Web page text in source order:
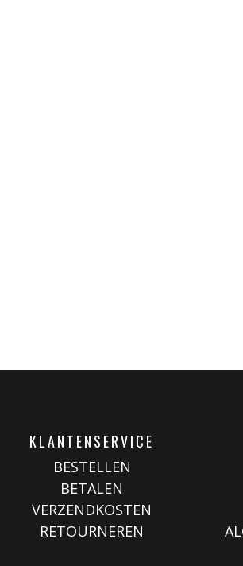
KLANTENSERVICE
BESTELLEN
BETALEN
VERZENDKOSTEN
RETOURNEREN